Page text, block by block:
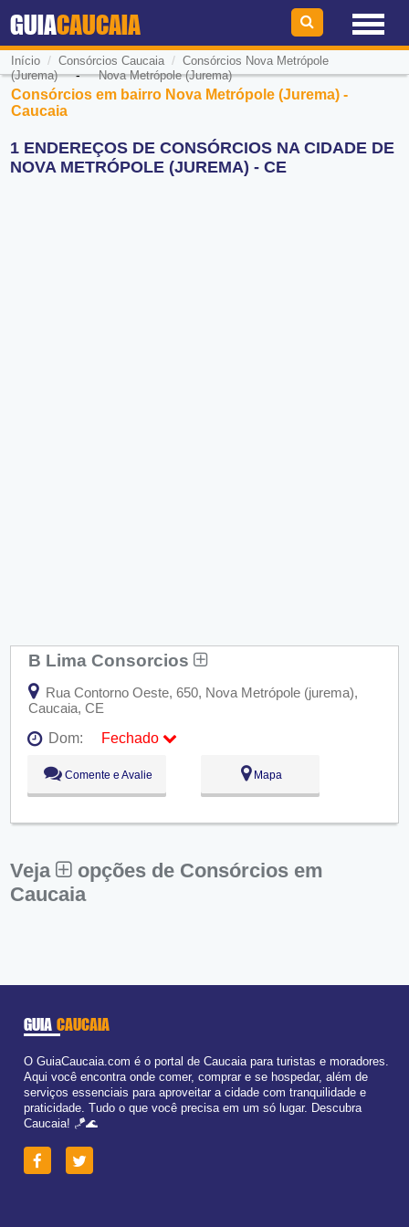
GUIACAUCAIA
Início / Consórcios Caucaia/ Consórcios Nova Metrópole
(Jurema)-Nova Metrópole (Jurema)
Consórcios em bairro Nova Metrópole (Jurema) -
Caucaia
1 ENDEREÇOS DE CONSÓRCIOS NA CIDADE DE
NOVA METRÓPOLE (JUREMA) - CE
B Lima Consorcios
Rua Contorno Oeste, 650, Nova Metrópole (jurema),
Caucaia, CE
Dom:
Fechado
Seg:
Ter:
09:00 - 18:00
Qua:
09:00 - 18:00
Sex:
09:00 - 18:00
Dom:
Fechado
Comente e Avalie Mapa
Veja
opções de Consórcios em
Caucaia
GUIA CAUCAIA
O GuiaCaucaia.com é o portal de Caucaia para turistas e moradores.
Aqui você encontra onde comer, comprar e se hospedar, além de
serviços essenciais para aproveitar a cidade com tranquilidade e
praticidade. Tudo o que você precisa em um só lugar. Descubra
Caucaia! 🪁🌊